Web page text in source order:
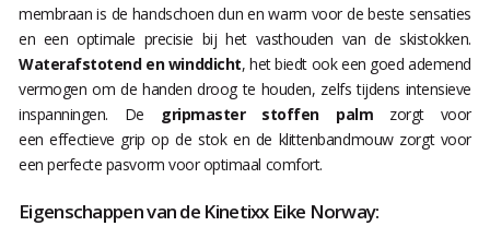
membraan is de handschoen dun en warm voor de beste sensaties
en een optimale precisie bij het vasthouden van de skistokken.
Waterafstotend en winddicht, het biedt ook een goed ademend
vermogen om de handen droog te houden, zelfs tijdens intensieve
inspanningen. De
gripmaster stoffen palm zorgt voor
een effectieve grip op de stok en de klittenbandmouw zorgt voor
een perfecte pasvorm voor optimaal comfort.
Eigenschappen van de Kinetixx Eike Norway: